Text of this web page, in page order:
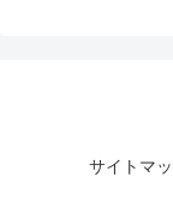
サイトマ